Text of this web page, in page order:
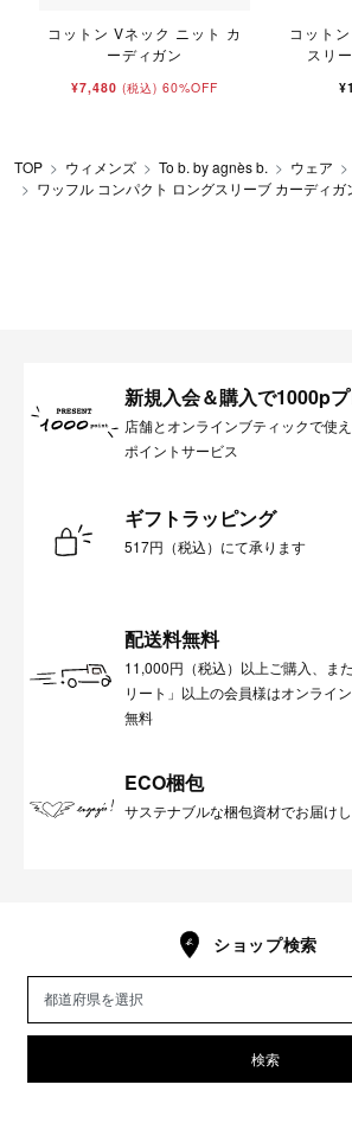
コットン Vネック ニット カ
ーディガン
¥7,480 (税込) 60%OFF
コット
スリ
TOP ウィメンズ To b. by agnès b. ウェア
ワッフル コンパクト ロングスリーブ カーディガ
新規入会＆購入で1000p
店舗とオンラインブティックで使
ポイントサービス
ギフトラッピング
517円（税込）にて承ります
配送料無料
11,000円（税込）以上ご購入、ま
リート」以上の会員様はオンライ
無料
ECO梱包
サステナブルな梱包資材でお届け
ショップ検索
検索